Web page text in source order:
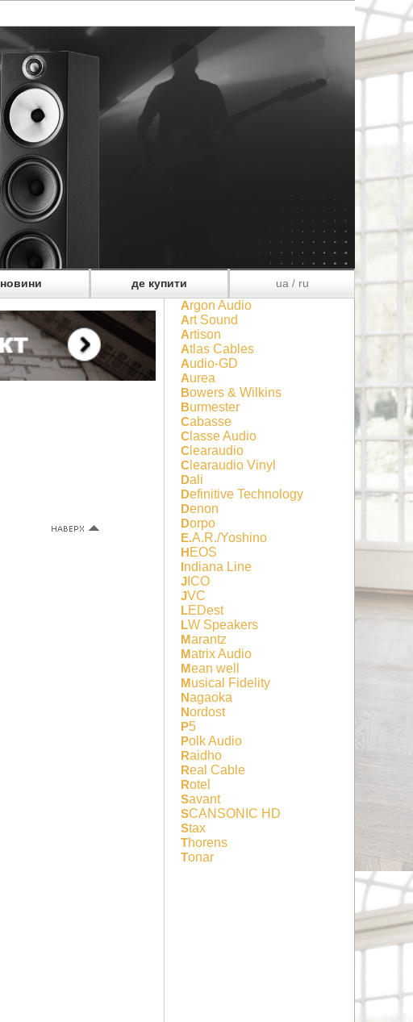
новини де купити ua/ ru
Argon Audio
Art Sound
Artison
Atlas Cables
Audio-GD
Aurea
Bowers & Wilkins
Burmester
Cabasse
Classe Audio
Clearaudio
Clearaudio Vinyl
Dali
Definitive Technology
Denon
Dorpo
E.A.R./Yoshino
HEOS
Indiana Line
JICO
JVC
LEDest
LW Speakers
Marantz
Matrix Audio
Mean well
Musical Fidelity
Nagaoka
Nordost
P5
Polk Audio
Raidho
Real Cable
Rotel
Savant
SCANSONIC HD
Stax
Thorens
Tonar